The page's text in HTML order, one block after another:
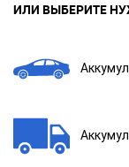
ИЛИ ВЫБЕРИТЕ